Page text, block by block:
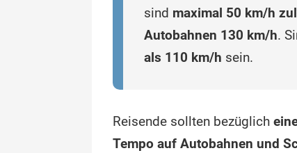
sind maximal 50 km/h
Autobahnen 130 km/h.
als 110 km/h sein.
Reisende sollten bezüglich
Tempo auf Autobahnen und